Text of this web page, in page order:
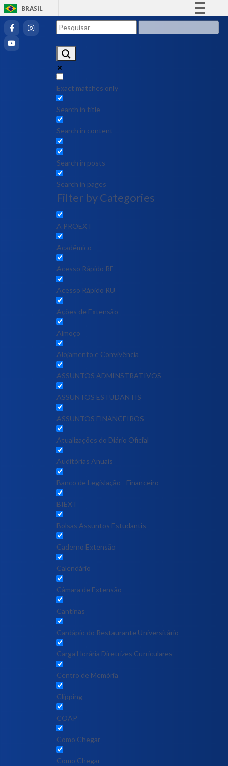
BRASIL
Exact matches only
Search in title
Search in content
Search in posts
Search in pages
Filter by Categories
A PROEXT
Acadêmico
Acesso Rápido RE
Acesso Rápido RU
Ações de Extensão
Almoço
Alojamento e Convivência
ASSUNTOS ADMINSTRATIVOS
ASSUNTOS ESTUDANTIS
ASSUNTOS FINANCEIROS
Atualizações do Diário Oficial
Auditórias Anuais
Banco de Legislação - Financeiro
BIEXT
Bolsas Assuntos Estudantis
Caderno Extensão
Calendário
Câmara de Extensão
Cantinas
Cardápio do Restaurante Universitário
Carga Horária Diretrizes Curriculares
Centro de Memória
Clipping
COAP
Como Chegar
Como Chegar